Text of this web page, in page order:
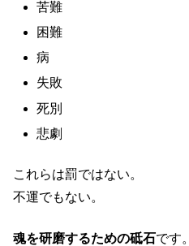
苦難
困難
病
失敗
死別
悲劇
これらは罰ではない。
不運でもない。
魂を研磨するための砥石です。